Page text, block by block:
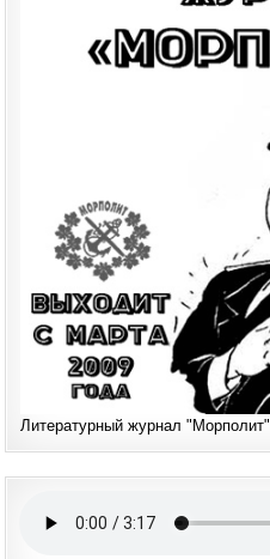
Литературный журнал "Морполит"